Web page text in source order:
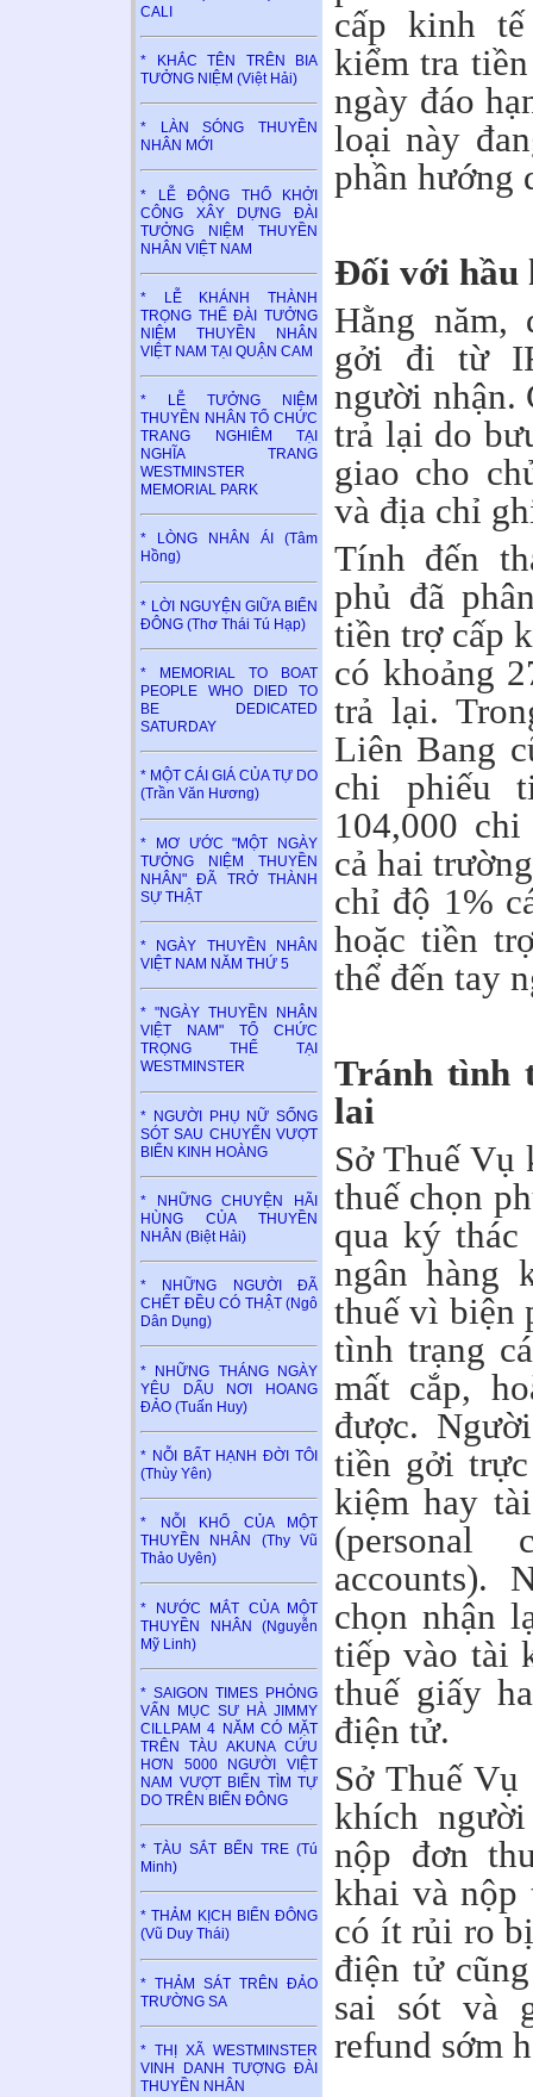
CALI
* KHẮC TÊN TRÊN BIA
TƯỞNG NIỆM (Việt Hải)
* LÀN SÓNG THUYỀN
NHÂN MỚI
* LỄ ĐỘNG THỔ KHỞI
CÔNG XÂY DỰNG ĐÀI
TƯỞNG NIỆM THUYỀN
NHÂN VIỆT NAM
* LỄ KHÁNH THÀNH
TRỌNG THỂ ĐÀI TƯỞNG
NIỆM THUYỀN NHÂN
VIỆT NAM TẠI QUẬN CAM
* LỄ TƯỞNG NIỆM
THUYỀN NHÂN TỔ CHỨC
TRANG NGHIÊM TẠI
NGHĨA TRANG
WESTMINSTER
MEMORIAL PARK
* LÒNG NHÂN ÁI (Tâm
Hồng)
* LỜI NGUYỆN GIỮA BIỂN
ĐÔNG (Thơ Thái Tú Hạp)
* MEMORIAL TO BOAT
PEOPLE WHO DIED TO
BE DEDICATED
SATURDAY
* MỘT CÁI GIÁ CỦA TỰ DO
(Trần Văn Hương)
* MƠ ƯỚC "MỘT NGÀY
TƯỞNG NIỆM THUYỀN
NHÂN" ĐÃ TRỞ THÀNH
SỰ THẬT
* NGÀY THUYỀN NHÂN
VIỆT NAM NĂM THỨ 5
* "NGÀY THUYỀN NHÂN
VIỆT NAM" TỔ CHỨC
TRỌNG THỂ TẠI
WESTMINSTER
* NGƯỜI PHỤ NỮ SỐNG
SÓT SAU CHUYẾN VƯỢT
BIỂN KINH HOÀNG
* NHỮNG CHUYỆN HÃI
HÙNG CỦA THUYỀN
NHÂN (Biệt Hải)
* NHỮNG NGƯỜI ĐÃ
CHẾT ĐỀU CÓ THẬT (Ngô
Dân Dụng)
* NHỮNG THÁNG NGÀY
YÊU DẤU NƠI HOANG
ĐẢO (Tuấn Huy)
* NỖI BẤT HẠNH ĐỜI TÔI
(Thùy Yên)
* NỖI KHỔ CỦA MỘT
THUYỀN NHÂN (Thy Vũ
Thảo Uyên)
* NƯỚC MẮT CỦA MỘT
THUYỀN NHÂN (Nguyễn
Mỹ Linh)
* SAIGON TIMES PHỎNG
VẤN MỤC SƯ HÀ JIMMY
CILLPAM 4 NĂM CÓ MẶT
TRÊN TÀU AKUNA CỨU
HƠN 5000 NGƯỜI VIỆT
NAM VƯỢT BIỂN TÌM TỰ
DO TRÊN BIỂN ĐÔNG
* TÀU SẮT BẾN TRE (Tú
Minh)
* THẢM KỊCH BIỂN ĐÔNG
(Vũ Duy Thái)
* THẢM SÁT TRÊN ĐẢO
TRƯỜNG SA
* THỊ XÃ WESTMINSTER
VINH DANH TƯỢNG ĐÀI
THUYỀN NHÂN
cấp kinh
kiểm tra
ngày đáo
loại này
phần hướng
Đối với hầu
Hằng năm,
gởi đi từ
người nhận.
trả lại do
giao cho
và địa chỉ
Tính đến
phủ đã
tiền trợ cấp
có khoảng
trả lại.
Liên Bang
chi phiếu
104,000
cả hai
chỉ độ 1%
hoặc tiền
thể đến tay
Tránh tình
lai
Sở Thuế
thuế chọn
qua ký
ngân hàng
thuế vì biện
tình trạng
mất cắp,
được.
tiền gởi
kiệm hay
(personal
accounts).
chọn nhận
tiếp vào tài
thuế giấy
điện tử.
Sở Thuế
khích
nộp đơn
khai và nộp
có ít rủi ro
điện tử
sai sót và
refund sớm